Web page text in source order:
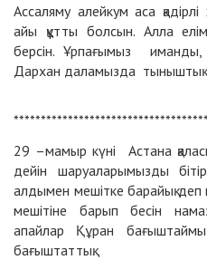
Ассаляму алейкум аса
айы құтты болсын. Алла
берсін. Ұрпағымыз
Дархан даламызда тыныштық
29 –мамыр күні Астана
дейін шаруаларымызды
алдымен мешітке барайық деп
мешітіне барып бесін
апайлар Құран
бағыштаттық.